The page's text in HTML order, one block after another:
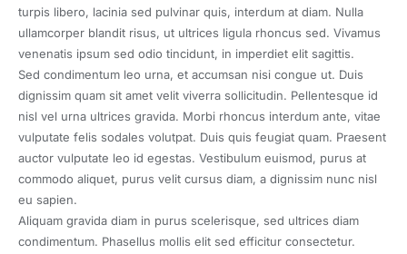
turpis libero, lacinia sed pulvinar quis, interdum at diam. Nulla
ullamcorper blandit risus, ut ultrices ligula rhoncus sed. Vivamus
venenatis ipsum sed odio tincidunt, in imperdiet elit sagittis.
Sed condimentum leo urna, et accumsan nisi congue ut. Duis
dignissim quam sit amet velit viverra sollicitudin. Pellentesque id
nisl vel urna ultrices gravida. Morbi rhoncus interdum ante, vitae
vulputate felis sodales volutpat. Duis quis feugiat quam. Praesent
auctor vulputate leo id egestas. Vestibulum euismod, purus at
commodo aliquet, purus velit cursus diam, a dignissim nunc nisl
eu sapien.
Aliquam gravida diam in purus scelerisque, sed ultrices diam
condimentum. Phasellus mollis elit sed efficitur consectetur.